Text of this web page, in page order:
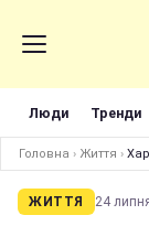
Люди Тренди
Головна › Життя ›
ЖИТТЯ 24